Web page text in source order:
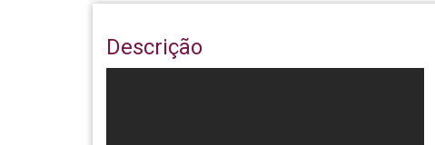
Descrição